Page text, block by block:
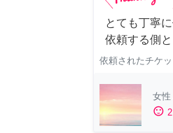
とても丁寧
依頼する側
依頼されたチケッ
女性
sentiment_satisfied 2